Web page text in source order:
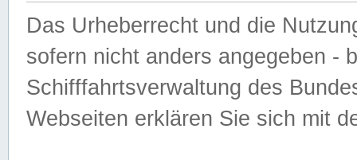
Das Urheberrecht und die
sofern nicht anders angegeben -
Schifffahrtsverwaltung des
Webseiten erklären Sie sich mit